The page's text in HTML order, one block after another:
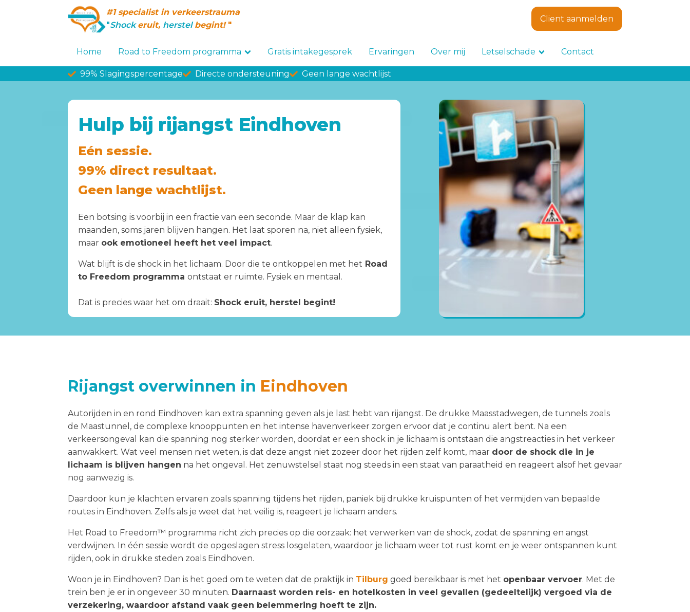
#1 specialist in verkeerstrauma
"Shockeruit, herstelbegint! "
Client aanmelden
Home Road to Freedom programma Gratis intakegesprek Ervaringen Over mij Letselschade Contact
99% Slagingspercentage Directe ondersteuning Geen lange wachtlijst
Hulp bij rijangst Eindhoven
Eén sessie.
99% direct resultaat.
Geen lange wachtlijst.
Een botsing is voorbij in een fractie van een seconde. Maar de klap kan
maanden, soms jaren blijven hangen. Het laat sporen na, niet alleen fysiek,
maar ook emotioneel heeft het veel impact.
Wat blijft is de shock in het lichaam. Door die te ontkoppelen met het Road
to Freedom programma ontstaat er ruimte. Fysiek en mentaal.
Dat is precies waar het om draait: Shock eruit, herstel begint!
Rijangst overwinnen in Eindhoven
Autorijden in en rond Eindhoven kan extra spanning geven als je last hebt van rijangst. De drukke Maasstadwegen, de tunnels zoals
de Maastunnel, de complexe knooppunten en het intense havenverkeer zorgen ervoor dat je continu alert bent. Na een
verkeersongeval kan die spanning nog sterker worden, doordat er een shock in je lichaam is ontstaan die angstreacties in het verkeer
aanwakkert. Wat veel mensen niet weten, is dat deze angst niet zozeer door het rijden zelf komt, maar door de shock die in je
lichaam is blijven hangen na het ongeval. Het zenuwstelsel staat nog steeds in een staat van paraatheid en reageert alsof het gevaar
nog aanwezig is.
Daardoor kun je klachten ervaren zoals spanning tijdens het rijden, paniek bij drukke kruispunten of het vermijden van bepaalde
routes in Eindhoven. Zelfs als je weet dat het veilig is, reageert je lichaam anders.
Het Road to Freedom™ programma richt zich precies op die oorzaak: het verwerken van de shock, zodat de spanning en angst
verdwijnen. In één sessie wordt de opgeslagen stress losgelaten, waardoor je lichaam weer tot rust komt en je weer ontspannen kunt
rijden, ook in drukke steden zoals Eindhoven.
Woon je in Eindhoven? Dan is het goed om te weten dat de praktijk in Tilburg goed bereikbaar is met het openbaar vervoer. Met de
trein ben je er in ongeveer 30 minuten. Daarnaast worden reis- en hotelkosten in veel gevallen (gedeeltelijk) vergoed via de
verzekering, waardoor afstand vaak geen belemmering hoeft te zijn.